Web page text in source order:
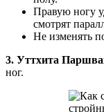
Правую ногу
смотрят
Не изменять
3. Уттхита
ног.